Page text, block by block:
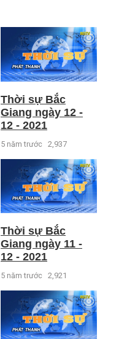
Thời sự Bắc
Giang ngày 12 -
12 - 2021
5 năm trước 2,937
Thời sự Bắc
Giang ngày 11 -
12 - 2021
5 năm trước 2,921